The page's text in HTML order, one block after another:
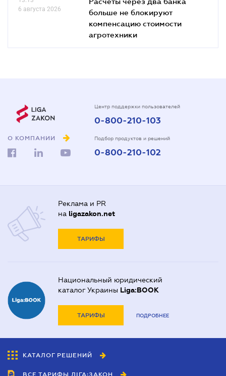
6 августа 2026
больше не блокируют
компенсацию стоимости
агротехники
О КОМПАНИИ
Центр поддержки пользователей
0-800-210-103
Подбор продуктов и решений
0-800-210-102
Реклама и PR
на ligazakon.net
ТАРИФЫ
Национальный юридический
каталог Украины Liga:BOOK
ТАРИФЫ ПОДРОБНЕЕ
КАТАЛОГ РЕШЕНИЙ
ВСЕ ТАРИФЫ ЛІГА:ЗАКОН